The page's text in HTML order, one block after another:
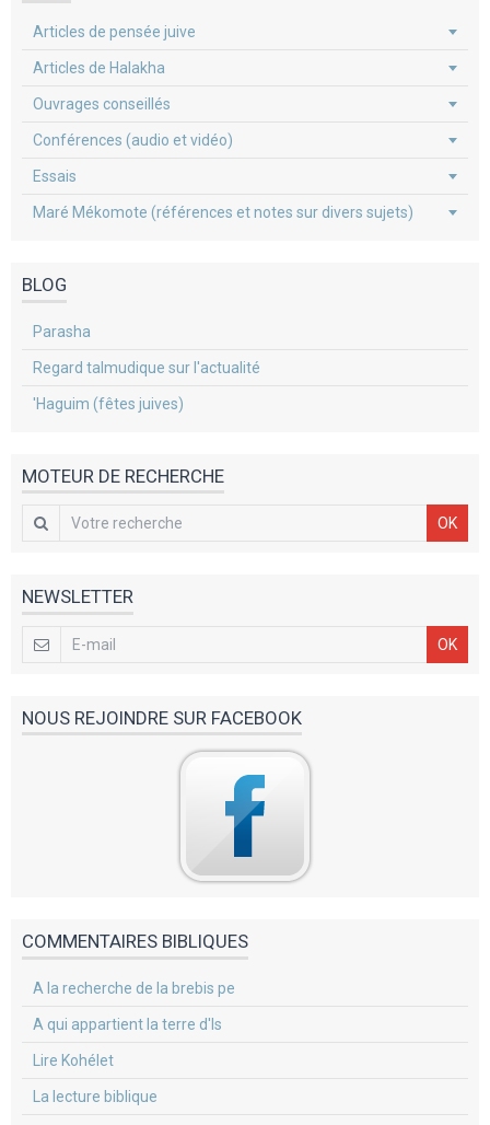
Articles de pensée juive
Articles de Halakha
Ouvrages conseillés
Conférences (audio et vidéo)
Essais
Maré Mékomote (références et notes sur divers sujets)
BLOG
Parasha
Regard talmudique sur l'actualité
'Haguim (fêtes juives)
MOTEUR DE RECHERCHE
OK
NEWSLETTER
OK
NOUS REJOINDRE SUR FACEBOOK
COMMENTAIRES BIBLIQUES
A la recherche de la brebis pe
A qui appartient la terre d'Is
Lire Kohélet
La lecture biblique